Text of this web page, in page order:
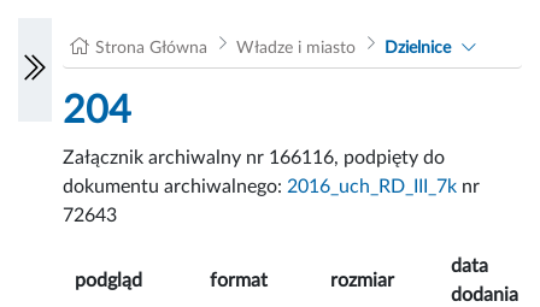
Strona Główna Władze i miasto Dzielnice
204
Załącznik archiwalny nr 166116, podpięty do
dokumentu archiwalnego: 2016_uch_RD_III_7k nr
72643
podgląd format rozmiar
data
dodania